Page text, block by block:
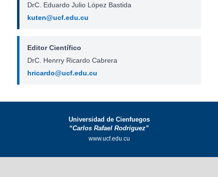
DrC. Eduardo Julio López Bastida
kuten@ucf.edu.cu
Editor Científico
DrC. Henrry Ricardo Cabrera
hricardo@ucf.edu.cu
Universidad de Cienfuegos
“Carlos Rafael Rodríguez”
www.ucf.edu.cu